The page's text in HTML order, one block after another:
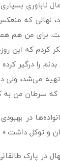
نهالی که
فکر کردم که
را درگیر
من به کلی درمان شده
در
و توکل داشت.»
در پارک